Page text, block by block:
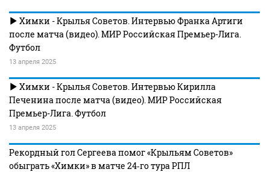
Химки - Крылья Советов. Интервью Франка Артиги
после матча (видео). МИР Российская Премьер-Лига.
Футбол
13 апреля 2025
Химки - Крылья Советов. Интервью Кирилла
Печенина после матча (видео). МИР Российская
Премьер-Лига. Футбол
13 апреля 2025
Рекордный гол Сергеева помог «Крыльям Советов»
обыграть «Химки» в матче 24‑го тура РПЛ